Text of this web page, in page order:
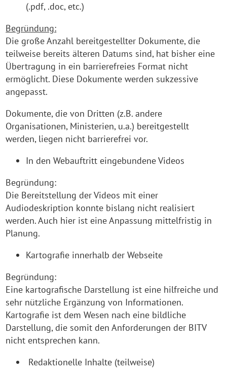
(.pdf, .doc, etc.)
Begründung:
Die große Anzahl bereitgestellter Dokumente, die
teilweise bereits älteren Datums sind, hat bisher eine
Übertragung in ein barrierefreies Format nicht
ermöglicht. Diese Dokumente werden sukzessive
angepasst.
Dokumente, die von Dritten (z.B. andere
Organisationen, Ministerien, u.a.) bereitgestellt
werden, liegen nicht barrierefrei vor.
In den Webauftritt eingebundene Videos
Begründung:
Die Bereitstellung der Videos mit einer
Audiodeskription konnte bislang nicht realisiert
werden. Auch hier ist eine Anpassung mittelfristig in
Planung.
Kartografie innerhalb der Webseite
Begründung:
Eine kartografische Darstellung ist eine hilfreiche und
sehr nützliche Ergänzung von Informationen.
Kartografie ist dem Wesen nach eine bildliche
Darstellung, die somit den Anforderungen der BITV
nicht entsprechen kann.
Redaktionelle Inhalte (teilweise)